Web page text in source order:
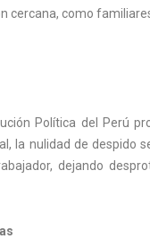
cercana, como
Política del Perú
la nulidad de despido
dejando